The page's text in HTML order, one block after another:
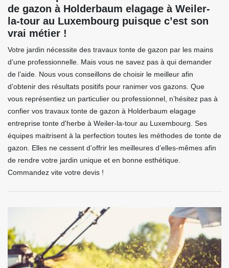
de gazon à Holderbaum elagage à Weiler-
la-tour au Luxembourg puisque c’est son
vrai métier !
Votre jardin nécessite des travaux tonte de gazon par les mains
d’une professionnelle. Mais vous ne savez pas à qui demander
de l’aide. Nous vous conseillons de choisir le meilleur afin
d’obtenir des résultats positifs pour ranimer vos gazons. Que
vous représentiez un particulier ou professionnel, n’hésitez pas à
confier vos travaux tonte de gazon à Holderbaum elagage
entreprise tonte d'herbe à Weiler-la-tour au Luxembourg. Ses
équipes maitrisent à la perfection toutes les méthodes de tonte de
gazon. Elles ne cessent d’offrir les meilleures d’elles-mêmes afin
de rendre votre jardin unique et en bonne esthétique.
Commandez vite votre devis !